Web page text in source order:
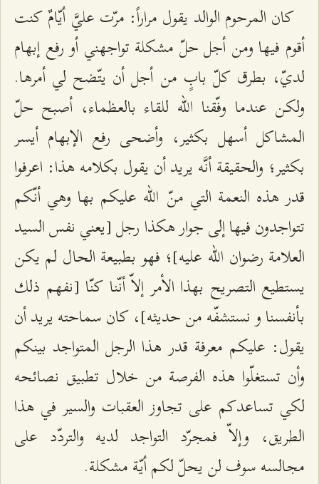
كان المرحوم الوالد يقول مراراً: مرّت عليَّ أيّامٌ كنت
أقوم فيها ومن أجل حلّ مشكلة تواجهني أو رفع إبهام
لديّ، بطرق كلّ بابٍ من أجل أن يتّضح لي أمرها.
ولكن عندما وفّقنا الله للقاء بالعظماء، أصبح حلّ
المشاكل أسهل بكثير، وأضحى رفع الإبهام أيسر
بكثير؛ والحقيقة أنَّه يريد أن يقول بكلامه هذا: اعرفوا
قدر هذه النعمة التي منّ الله عليكم بها وهي أنّكم
تتواجدون فيها إلى جوار هكذا رجل [يعني نفس السيد
العلامة رضوان الله عليه]؛ فهو بطبيعة الحال لم يكن
يستطيع التصريح بهذا الأمر إلاّ أنّنا كنّا [نفهم ذلك
بأنفسنا و نستشفّه من حديثه]، كان سماحته يريد أن
يقول: عليكم معرفة قدر هذا الرجل المتواجد بينكم
وأن تستغلّوا هذه الفرصة من خلال تطبيق نصائحه
لكي تساعدكم على تجاوز العقبات والسير في هذا
الطريق، وإلاّ فمجرّد التواجد لديه والتردّد على
مجالسه سوف لن يحلّ لكم أيّة مشكلة.